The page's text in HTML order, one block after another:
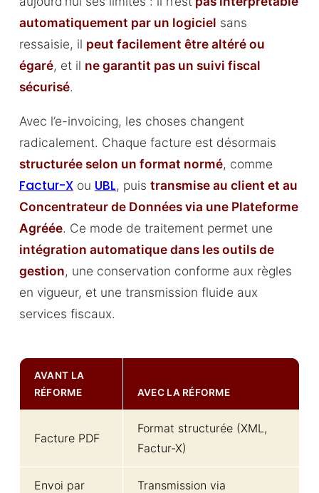
automatiquement par un logiciel sans
ressaisie, il peut facilement être altéré ou
égaré, et il ne garantit pas un suivi fiscal
sécurisé.
Avec l’e-invoicing, les choses changent
radicalement. Chaque facture est désormais
structurée selon un format normé, comme
Factur-Xou UBL, puis transmise au client et au
Concentrateur de Données via une Plateforme
Agréée. Ce mode de traitement permet une
intégration automatique dans les outils de
gestion, une conservation conforme aux règles
en vigueur, et une transmission fluide aux
services fiscaux.
AVANT LA
RÉFORME
AVEC LA RÉFORME
Facture PDF
Format structurée (XML,
Factur-X)
Envoi par
Transmission via